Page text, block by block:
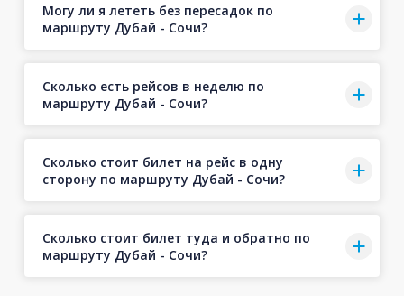
Могу ли я лететь без пересадок по
маршруту Дубай - Сочи?
Сколько есть рейсов в неделю по
маршруту Дубай - Сочи?
Сколько стоит билет на рейс в одну
сторону по маршруту Дубай - Сочи?
Сколько стоит билет туда и обратно по
маршруту Дубай - Сочи?